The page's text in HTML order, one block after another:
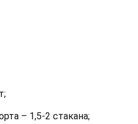
– 1,5-2 стакана;